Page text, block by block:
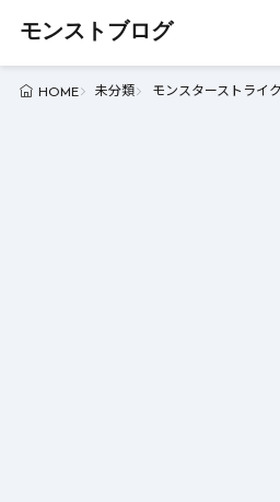
モンストブログ
HOME 未分類 モンスターストライ